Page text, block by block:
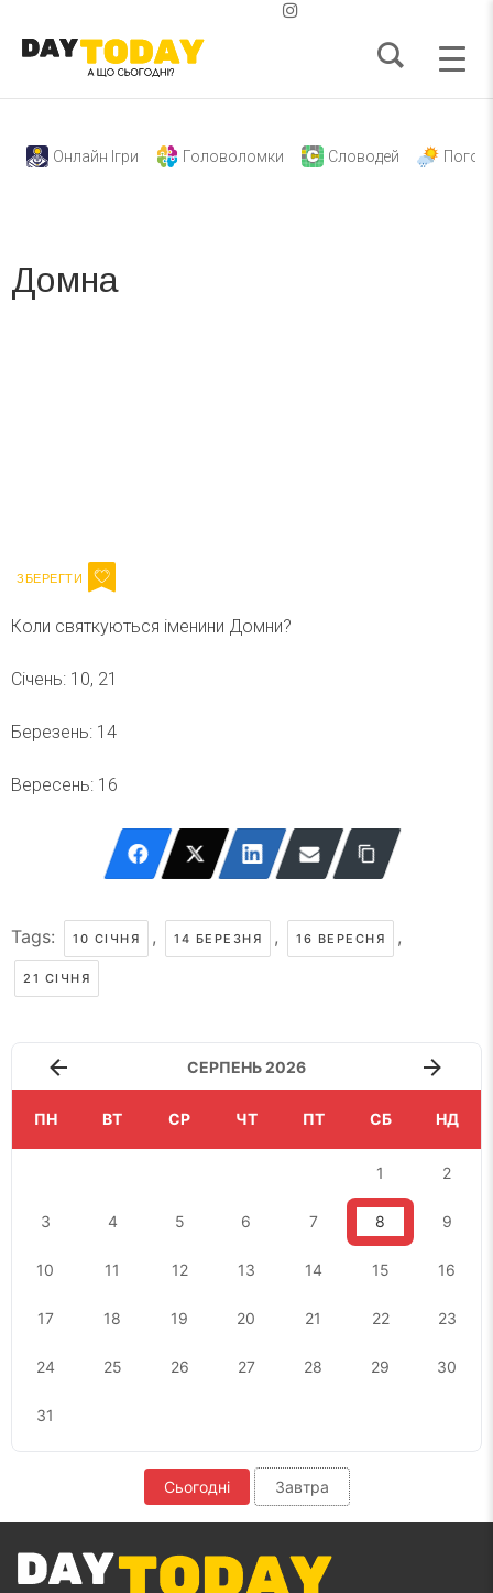
Онлайн Ігри Головоломки Словодей
Домна
Коли святкуються іменини Домни?
Січень: 10, 21
Березень: 14
Вересень: 16
Tags: 10 СІЧНЯ , 14 БЕРЕЗНЯ , 16 ВЕРЕСНЯ ,
21 СІЧНЯ
СЕРПЕНЬ 2026
ПН ВТ СР ЧТ ПТ СБ НД
1 2
3 4 5 6 7 8 9
10 11 12 13 14 15 16
17 18 19 20 21 22 23
24 25 26 27 28 29 30
31
Сьогодні Завтра